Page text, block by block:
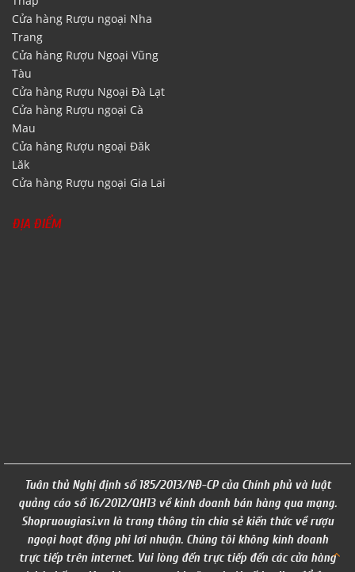
Cửa hàng Rượu ngoại Nha
Trang
Cửa hàng Rượu Ngoại Vũng
Tàu
Cửa hàng Rượu Ngoại Đà Lạt
Cửa hàng Rượu ngoại Cà
Mau
Cửa hàng Rượu ngoại Đăk
Lăk
Cửa hàng Rượu ngoại Gia Lai
ĐỊA ĐIỂM
Tuân thủ Nghị định số 185/2013/NĐ-CP của Chính phủ và luật
quảng cáo số 16/2012/QH13 về kinh doanh bán hàng qua mạng.
Shopruougiasi.vn là trang thông tin chia sẻ kiến thức về rượu
ngoại hoạt động phi lơi nhuận. Chúng tôi không kinh doanh
trực tiếp trên internet. Vui lòng đến trực tiếp đến các cửa hàng